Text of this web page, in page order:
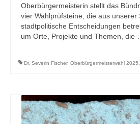
Oberbürgermeisterin stellt das
vier Wahlprüfsteine, die aus unserer
stadtpolitische Entscheidungen
um Orte, Projekte und Themen, die
Dr. Severin Fischer, Oberbürgermeisterwahl 2025